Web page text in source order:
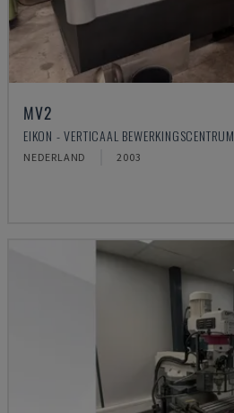
MV2
EIKON - VERTICAAL BEWERKINGSCENTRUM
NEDERLAND 2003